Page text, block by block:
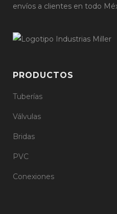
envíos a clientes en todo
PRODUCTOS
Tuberías
Válvulas
Bridas
PVC
Conexiones